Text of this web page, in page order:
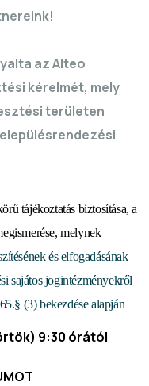
az Alteo
kérelmét, mely
területen
tájékoztatás biztosítása, a
melynek
és elfogadásának
sajátos jogintézményekről
(3) bekezdése alapján
9:30 órától